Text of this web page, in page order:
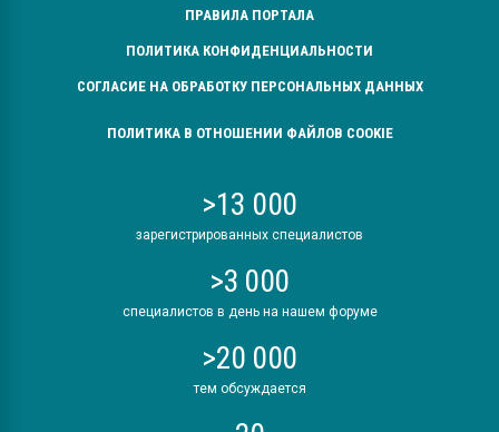
ПРАВИЛА ПОРТАЛА
ПОЛИТИКА КОНФИДЕНЦИАЛЬНОСТИ
СОГЛАСИЕ НА ОБРАБОТКУ ПЕРСОНАЛЬНЫХ ДАННЫХ
ПОЛИТИКА В ОТНОШЕНИИ ФАЙЛОВ COOKIE
>13 000
зарегистрированных специалистов
>3 000
специалистов в день на нашем форуме
>20 000
тем обсуждается